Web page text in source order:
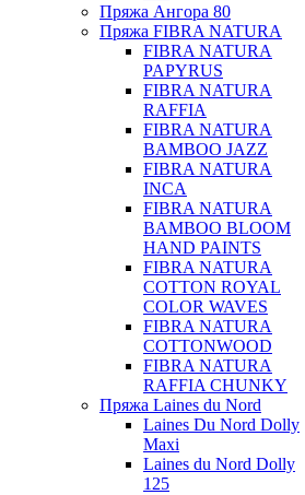
Пряжа Ангора 80
Пряжа FIBRA NATURA
FIBRA NATURA
PAPYRUS
FIBRA NATURA
RAFFIA
FIBRA NATURA
BAMBOO JAZZ
FIBRA NATURA
INCA
FIBRA NATURA
BAMBOO BLOOM
HAND PAINTS
FIBRA NATURA
COTTON ROYAL
COLOR WAVES
FIBRA NATURA
COTTONWOOD
FIBRA NATURA
RAFFIA CHUNKY
Пряжа Laines du Nord
Laines Du Nord Dolly
Maxi
Laines du Nord Dolly
125